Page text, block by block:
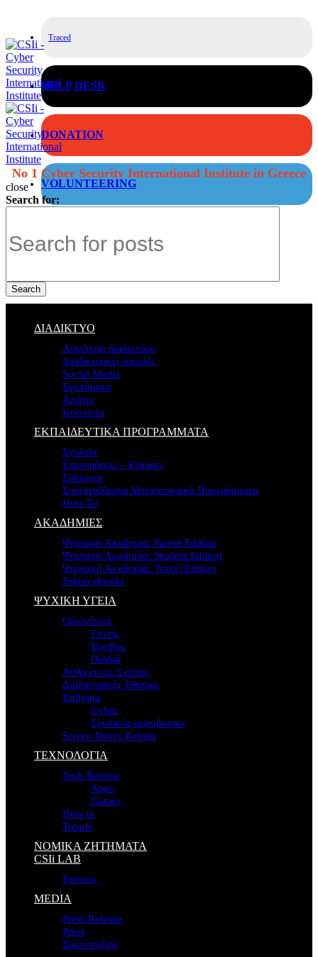
Traced
HELP DESK
DONATION
VOLUNTEERING
No 1 Cyber Security International Institute in Greece
close
Search for:
Search
ΔΙΑΔΙΚΤΥΟ
Ασφάλεια διαδικτύου
Διαδικτυακές απειλές
Social Media
Εγκλήματα
Απάτες
Κοινωνία
ΕΚΠΑΙΔΕΥΤΙΚΑ ΠΡΟΓΡΑΜΜΑΤΑ
Σχολεία
Επιχειρήσεις – Εταιρίες
Σύλλογοι
Συνεργαζόμενα Μεταπτυχιακά Προγράμματα
How To
ΑΚΑΔΗΜΙΕΣ
Ψηφιακή Ακαδημία: Parent Edition
Ψηφιακή Ακαδημία: Student Edition
Ψηφιακή Ακαδημία: Travel Edition
Eshop ebooks
ΨΥΧΙΚΗ ΥΓΕΙΑ
Οικογένεια
Γονείς
Έφηβος
Παιδιά
Ανθρώπινες Σχέσεις
Διαδικτυακός Εθισμός
Bullying
Cyber
Σχολικός εκφοβισμός
Screen Detox Retreat
ΤΕΧΝΟΛΟΓΙΑ
Tech Review
Apps
Games
How to
Trends
ΝΟΜΙΚΑ ΖΗΤΗΜΑΤΑ
CSIi LAB
Έρευνες
MEDIA
Press Release
Press
Συνεντεύξεις